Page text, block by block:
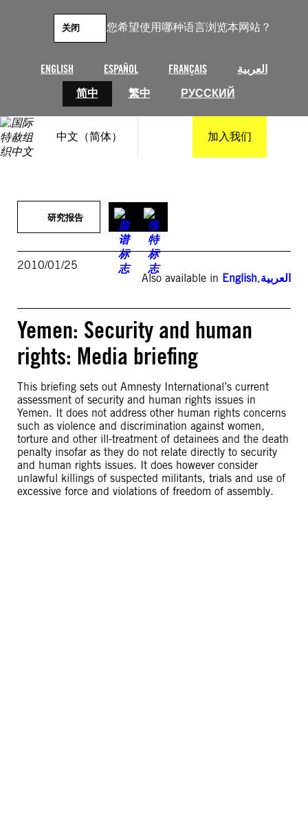
您希望使用哪种语言浏览本网站？
ENGLISH ESPAÑOL FRANÇAIS
العربية
简中
繁中 РУССКИЙ
关闭
中文（简体） 加入我们
研究报告
2010/01/25
Also available in English,العربية
Yemen: Security and human
rights: Media briefing
This briefing sets out Amnesty International’s current
assessment of security and human rights issues in
Yemen. It does not address other human rights concerns
such as violence and discrimination against women,
torture and other ill-treatment of detainees and the death
penalty insofar as they do not relate directly to security
and human rights issues. It does however consider
unlawful killings of suspected militants, trials and use of
excessive force and violations of freedom of assembly.